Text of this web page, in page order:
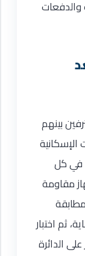
والدفعات
بينهم
الإسكانية
في كل
مقاومة
ثم اختبار
الدائرة